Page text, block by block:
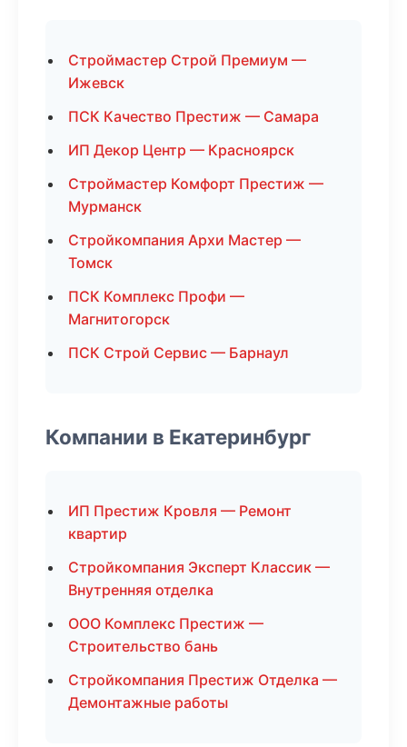
Строймастер Строй Премиум —
Ижевск
ПСК Качество Престиж — Самара
ИП Декор Центр — Красноярск
Строймастер Комфорт Престиж —
Мурманск
Стройкомпания Архи Мастер —
Томск
ПСК Комплекс Профи —
Магнитогорск
ПСК Строй Сервис — Барнаул
Компании в Екатеринбург
ИП Престиж Кровля — Ремонт
квартир
Стройкомпания Эксперт Классик —
Внутренняя отделка
ООО Комплекс Престиж —
Строительство бань
Стройкомпания Престиж Отделка —
Демонтажные работы